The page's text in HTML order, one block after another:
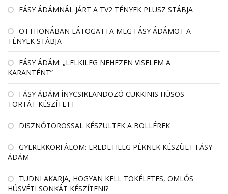
FÁSY ÁDÁMNÁL JÁRT A TV2 TÉNYEK PLUSZ STÁBJA
OTTHONÁBAN LÁTOGATTA MEG FÁSY ÁDÁMOT A
TÉNYEK STÁBJA
FÁSY ÁDÁM: „LELKILEG NEHEZEN VISELEM A
KARANTÉNT”
FÁSY ÁDÁM ÍNYCSIKLANDOZÓ CUKKINIS HÚSOS
TORTÁT KÉSZÍTETT
DISZNÓTOROSSAL KÉSZÜLTEK A BÖLLÉREK
GYEREKKORI ÁLOM: EREDETILEG PÉKNEK KÉSZÜLT FÁSY
ÁDÁM
TUDNI AKARJA, HOGYAN KELL TÖKÉLETES, OMLÓS
HÚSVÉTI SONKÁT KÉSZÍTENI?